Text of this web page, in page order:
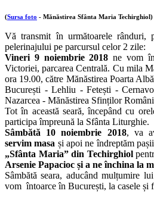
(Sursa foto - Mănăstirea Sfânta Maria Techirghiol)
Vă transmit în următoarele rânduri,
pelerinajului pe parcursul celor 2 zile:
Vineri 9 noiembrie 2018 ne vom
Victoriei, parcarea Centrală. Cu mila
ora 19.00, către Mănăstirea Poarta
București - Lehliu - Fetești -
Nazarcea - Mănăstirea Sfinților
Tot în această seară, începând cu
participa împreună la Sfânta Liturghie.
Sâmbătă 10 noiembrie 2018, va
servim masa și apoi ne îndreptăm
„Sfânta Maria” din Techirghiol
Arsenie Papacioc și a ne închina la
Sâmbătă seara, aducând mulțumire
vom întoarce în București, la casele și